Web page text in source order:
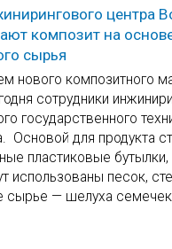
центра
композит на
сырья
нового композитного
сотрудники
государственного
Основой для продукта
пластиковые бутылки,
использованы песок,
сырье — шелуха